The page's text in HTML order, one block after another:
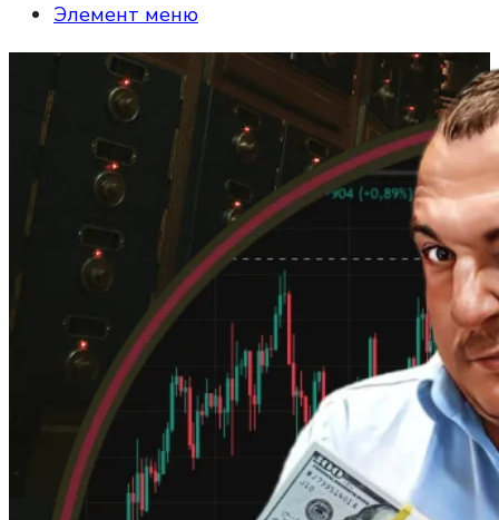
Элемент меню